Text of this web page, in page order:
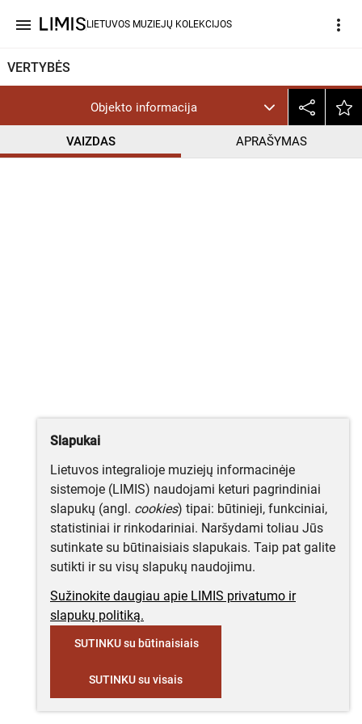
menu LIETUVOS MUZIEJŲ KOLEKCIJOS more_vert
VERTYBĖS
Objekto informacija
VAIZDAS APRAŠYMAS
CC BY-NC-ND
Slapukai
Lietuvos integralioje muziejų informacinėje
sistemoje (LIMIS) naudojami keturi pagrindiniai
slapukų (angl. cookies) tipai: būtinieji, funkciniai,
statistiniai ir rinkodariniai. Naršydami toliau Jūs
sutinkate su būtinaisiais slapukais. Taip pat galite
sutikti ir su visų slapukų naudojimu.
Sužinokite daugiau apie LIMIS privatumo ir
slapukų politiką.
SUTINKU su būtinaisiais
SUTINKU su visais